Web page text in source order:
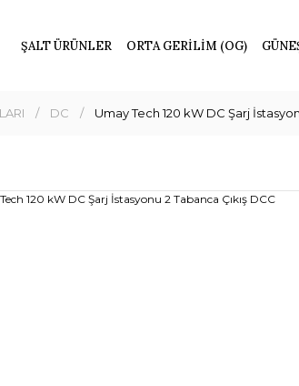
ŞALT ÜRÜNLER ORTA GERİLİM (OG)
DC Umay Tech 120 kW DC Şarj